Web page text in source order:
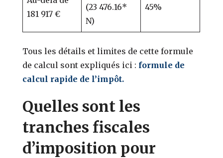
181 917 €
(23 476.16*
N)
45%
Tous les détails et limites de cette formule
de calcul sont expliqués ici : formule de
calcul rapide de l’impôt.
Quelles sont les
tranches fiscales
d’imposition pour